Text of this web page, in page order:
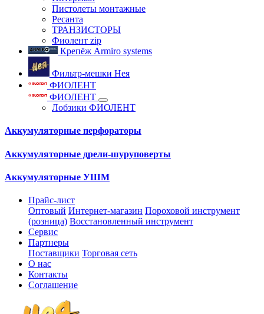
Пистолеты монтажные
Ресанта
ТРАНЗИСТОРЫ
Фиолент zip
Крепёж Armiro systems
Фильтр-мешки Нея
ФИОЛЕНТ
ФИОЛЕНТ
Лобзики ФИОЛЕНТ
Аккумуляторные перфораторы
Аккумуляторные дрели-шуруповерты
Аккумуляторные УШМ
Прайс-лист
Оптовый Интернет-магазин Пороховой инструмент
(розница) Восстановленный инструмент
Сервис
Партнеры
Поставщики Торговая сеть
О нас
Контакты
Соглашение